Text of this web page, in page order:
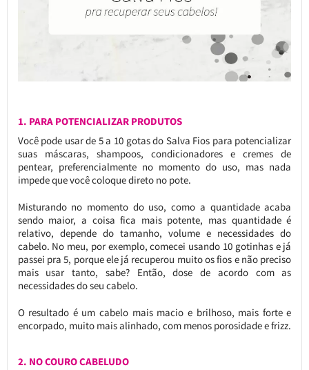
1. PARA POTENCIALIZAR PRODUTOS
Você pode usar de 5 a 10 gotas do Salva Fios para potencializar
suas máscaras, shampoos, condicionadores e cremes de
pentear, preferencialmente no momento do uso, mas nada
impede que você coloque direto no pote.
Misturando no momento do uso, como a quantidade acaba
sendo maior, a coisa fica mais potente, mas quantidade é
relativo, depende do tamanho, volume e necessidades do
cabelo. No meu, por exemplo, comecei usando 10 gotinhas e já
passei pra 5, porque ele já recuperou muito os fios e não preciso
mais usar tanto, sabe? Então, dose de acordo com as
necessidades do seu cabelo.
O resultado é um cabelo mais macio e brilhoso, mais forte e
encorpado, muito mais alinhado, com menos porosidade e frizz.
2. NO COURO CABELUDO